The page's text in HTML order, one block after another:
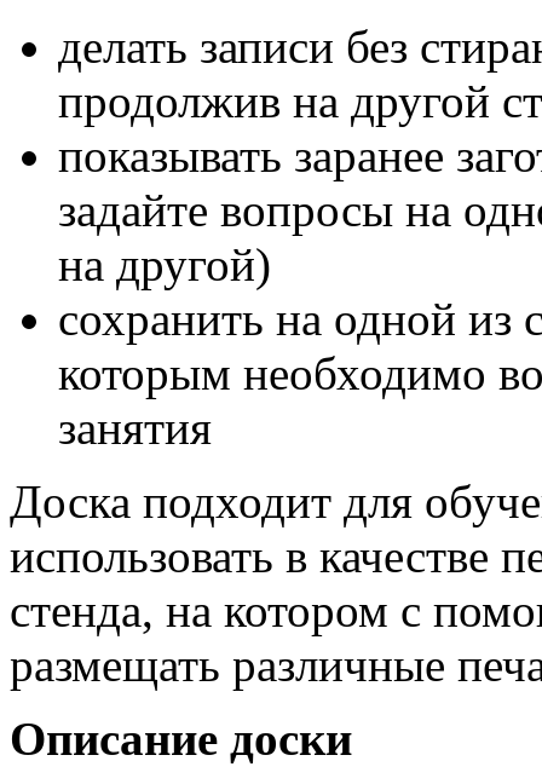
делать записи без
продолжив на другой
показывать заранее
задайте вопросы на
на другой)
сохранить на одной из
которым необходимо
занятия
Доска подходит для
использовать в
стенда, на котором с
размещать различные
Описание доски